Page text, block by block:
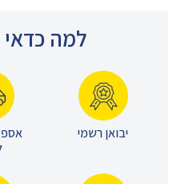
למה כדאי
יבואן רשמי